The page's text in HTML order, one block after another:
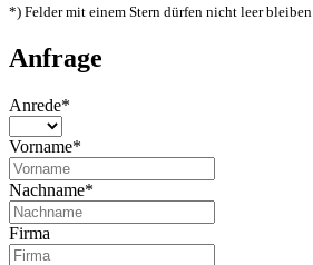
*) Felder mit einem Stern dürfen nicht leer bleiben
Anfrage
Anrede*
Vorname*
Nachname*
Firma